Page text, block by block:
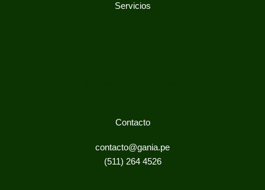
Servicios
Contacto
contacto@gania.pe
(511) 264 4526